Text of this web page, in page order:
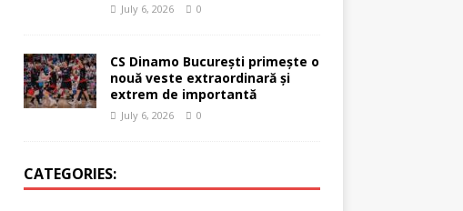
July 6, 2026 0
CS Dinamo București primește o
nouă veste extraordinară și
extrem de importantă
July 6, 2026 0
CATEGORIES: